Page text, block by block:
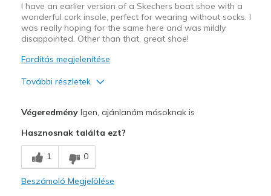
I have an earlier version of a Skechers boat shoe with a
wonderful cork insole, perfect for wearing without socks. I
was really hoping for the same here and was mildly
disappointed. Other than that, great shoe!
Fordítás megjelenítése
További részletek
Stylish
Kontra
Hoped for a cork insole like my older ones
VégeredményIgen, ajánlanám másoknak is
Hasznosnak találta ezt?
1 0
Beszámoló Megjelölése